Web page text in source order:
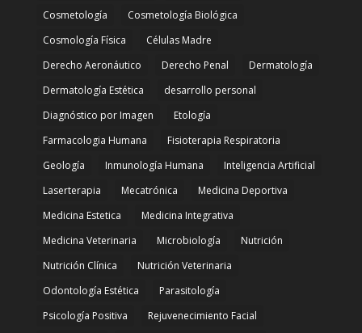
Cosmetología
Cosmetología Biológica
Cosmología Física
Células Madre
Derecho Aeronáutico
Derecho Penal
Dermatología
Dermatología Estética
desarrollo personal
Diagnóstico por Imagen
Etología
Farmacologia Humana
Fisioterapia Respiratoria
Geología
Inmunología Humana
Inteligencia Artificial
Laserterapia
Mecatrónica
Medicina Deportiva
Medicina Estetica
Medicina Integrativa
Medicina Veterinaria
Microbiología
Nutrición
Nutrición Clínica
Nutrición Veterinaria
Odontología Estética
Parasitología
Psicología Positiva
Rejuvenecimiento Facial